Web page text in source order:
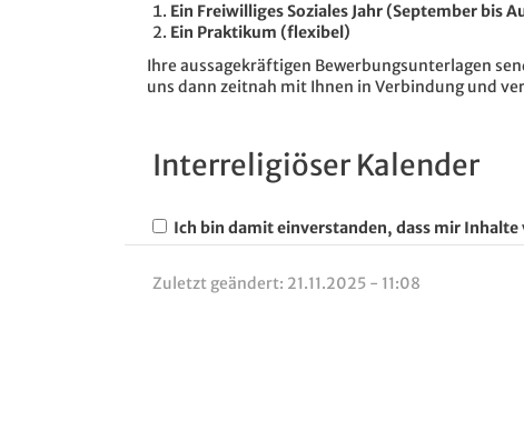
Ein Freiwilliges Soziales Jahr (September bis
Ein Praktikum (flexibel)
Ihre aussagekräftigen Bewerbungsunterlagen
uns dann zeitnah mit Ihnen in Verbindung und
Interreligiöser Kalender
Ich bin damit einverstanden, dass mir Inhalte
Zuletzt geändert: 21.11.2025 - 11:08